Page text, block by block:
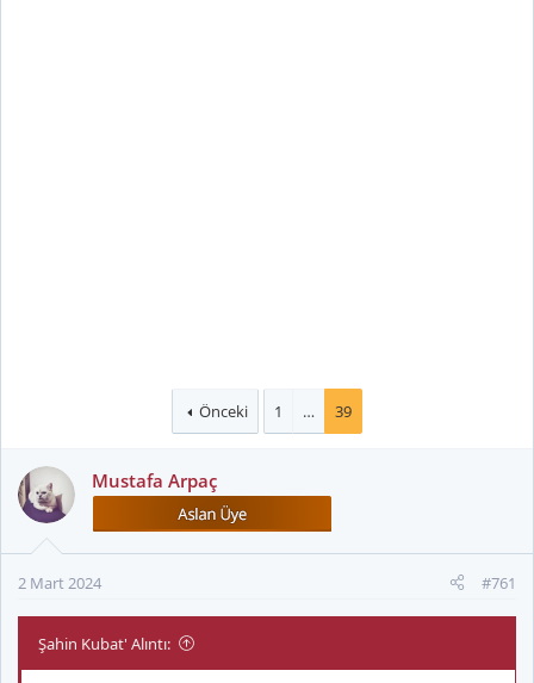
Önceki 1 … 39
Mustafa Arpaç
2 Mart 2024 #761
Şahin Kubat' Alıntı: